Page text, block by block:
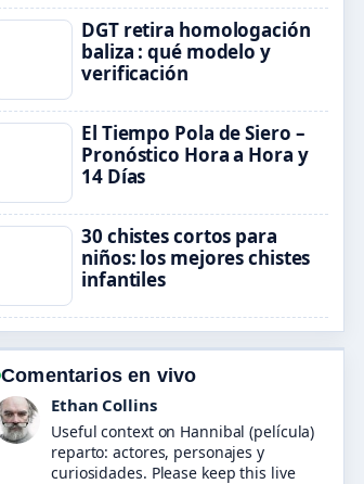
DGT retira homologación
baliza : qué modelo y
verificación
El Tiempo Pola de Siero –
Pronóstico Hora a Hora y
14 Días
30 chistes cortos para
niños: los mejores chistes
infantiles
Comentarios en vivo
Oliver Bennett
The reporting on El niño que perdió la
guerra: resumen,... feels solid and
very easy to follow.